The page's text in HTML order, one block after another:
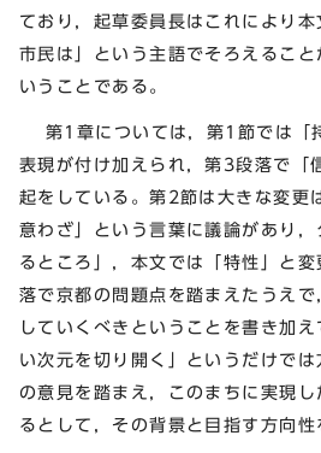
ており，起草委員長はこれにより
市民は」という主語でそろえること
いうことである。
第1章については，第1節では「
表現が付け加えられ，第3段落で「
起をしている。第2節は大きな変更
意わざ」という言葉に議論があり
るところ」，本文では「特性」と
落で京都の問題点を踏まえたうえ
していくべきということを書き加
い次元を切り開く」というだけで
の意見を踏まえ，このまちに実現
るとして，その背景と目指す方向性